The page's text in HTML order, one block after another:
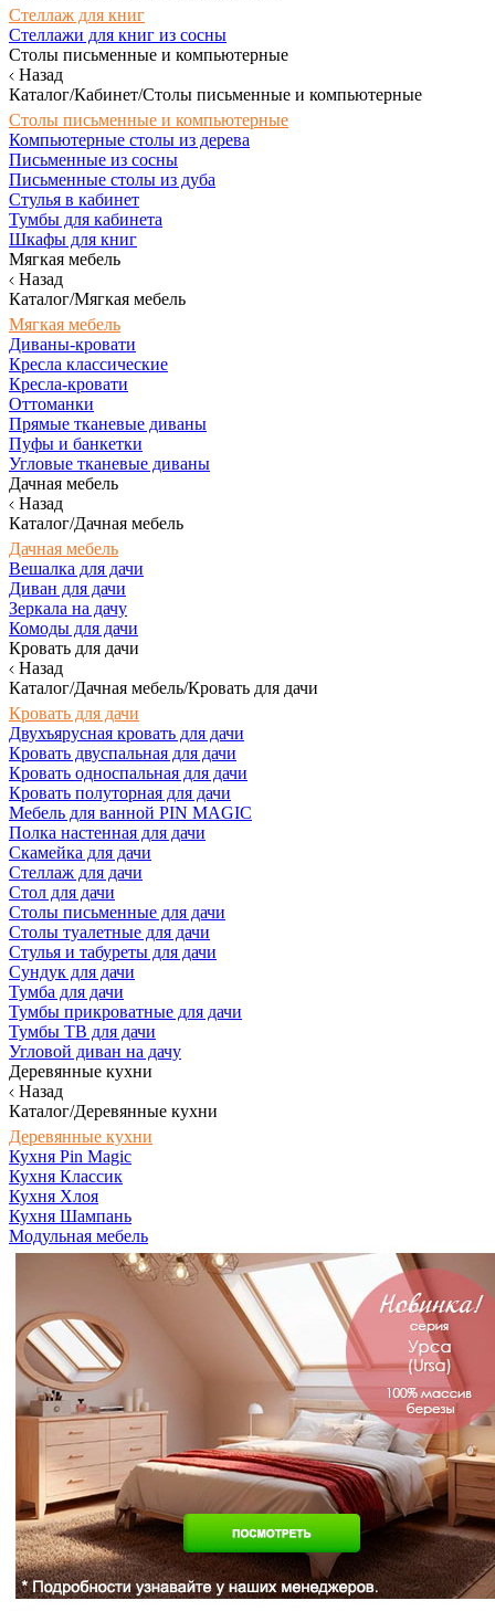
Стеллаж для книг
Стеллажи для книг из сосны
Столы письменные и компьютерные
Назад
Каталог/Кабинет/Столы письменные и компьютерные
Столы письменные и компьютерные
Компьютерные столы из дерева
Письменные из сосны
Письменные столы из дуба
Стулья в кабинет
Тумбы для кабинета
Шкафы для книг
Мягкая мебель
Назад
Каталог/Мягкая мебель
Мягкая мебель
Диваны-кровати
Кресла классические
Кресла-кровати
Оттоманки
Прямые тканевые диваны
Пуфы и банкетки
Угловые тканевые диваны
Дачная мебель
Назад
Каталог/Дачная мебель
Дачная мебель
Вешалка для дачи
Диван для дачи
Зеркала на дачу
Комоды для дачи
Кровать для дачи
Назад
Каталог/Дачная мебель/Кровать для дачи
Кровать для дачи
Двухъярусная кровать для дачи
Кровать двуспальная для дачи
Кровать односпальная для дачи
Кровать полуторная для дачи
Мебель для ванной PIN MAGIC
Полка настенная для дачи
Скамейка для дачи
Стеллаж для дачи
Стол для дачи
Столы письменные для дачи
Столы туалетные для дачи
Стулья и табуреты для дачи
Сундук для дачи
Тумба для дачи
Тумбы прикроватные для дачи
Тумбы ТВ для дачи
Угловой диван на дачу
Деревянные кухни
Назад
Каталог/Деревянные кухни
Деревянные кухни
Кухня Pin Magic
Кухня Классик
Кухня Хлоя
Кухня Шампань
Модульная мебель